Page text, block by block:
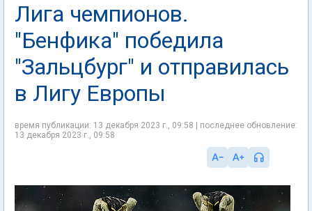
Лига чемпионов.
"Бенфика" победила
"Зальцбург" и отправилась
в Лигу Европы
время публикации: 13 декабря 2023 г., 09:58 | последнее обновление:
13 декабря 2023 г., 09:58